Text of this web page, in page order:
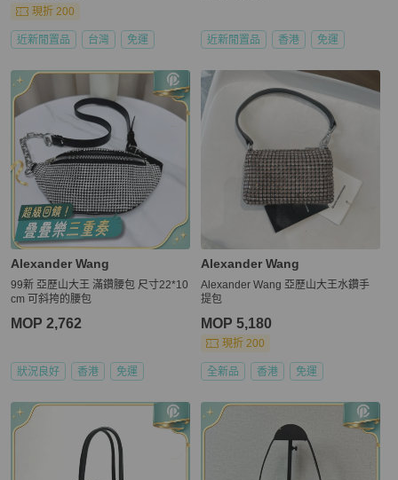
現折 200
近新閒置品 台灣 免運 近新閒置品 香港 免運
Alexander Wang
99新 亞歷山大王 滿鑽腰包 尺寸22*10
cm 可斜挎的腰包
MOP 2,762
狀況良好 香港 免運
Alexander Wang
Alexander Wang 亞歷山大王水鑽手
提包
MOP 5,180
現折 200
全新品 香港 免運